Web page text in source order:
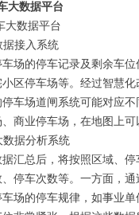
大数据平台
大数据平台
据接入系统
车场的停车记录及剩余车
区停车场等。经过智慧
车场道闸系统可能对应
商业停车场，在地图上
数据分析系统
汇总后，将按照区域、
、停车次数等。一方面，
场的停车规律，如事业